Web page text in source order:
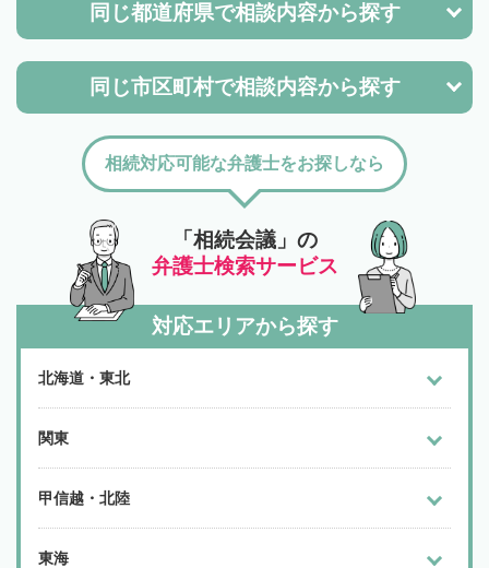
同じ都道府県で相談内容から探す
同じ市区町村で相談内容から探す
「相続会議」の
弁護士検索サービス
相続対応可能な弁護士をお探しなら
対応エリアから探す
北海道・東北
関東
甲信越・北陸
東海